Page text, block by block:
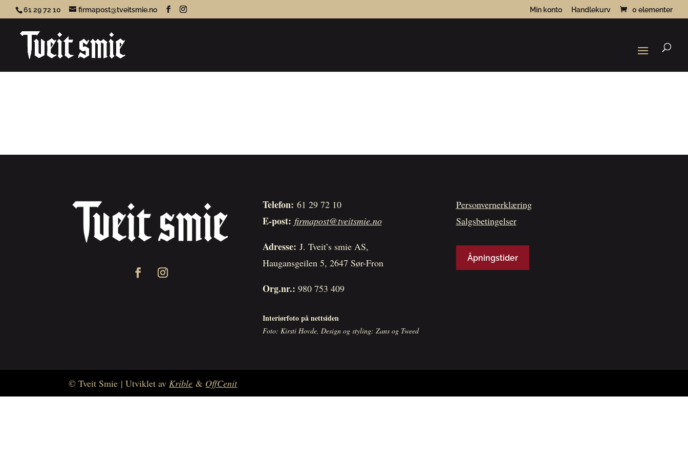
61 29 72 10 firmapost@tveitsmie.no Min konto Handlekurv 0 elementer
Products
Telefon: 61 29 72 10
E-post: firmapost@tveitsmie.no
Adresse: J. Tveit’s smie AS,
Haugansgeilen 5, 2647 Sør-Fron
Org.nr.: 980 753 409
Interiørfoto på nettsiden
Foto: Kirsti Hovde, Design og styling: Zans og Tweed
Personvernerklæring
Salgsbetingelser
Åpningstider
© Tveit Smie | Utviklet avKrible & OffCenit